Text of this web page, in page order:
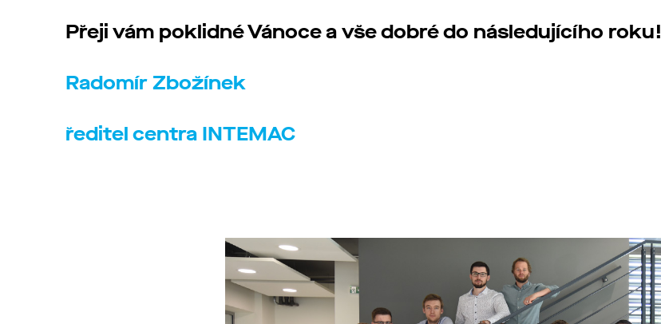
Přeji vám poklidné Vánoce a vše dobré do následujícího roku!
Radomír Zbožínek
ředitel centra INTEMAC